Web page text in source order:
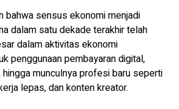
bahwa sensus ekonomi menjadi
dalam satu dekade terakhir telah
dalam aktivitas ekonomi
penggunaan pembayaran digital,
hingga munculnya profesi baru seperti
lepas, dan konten kreator.